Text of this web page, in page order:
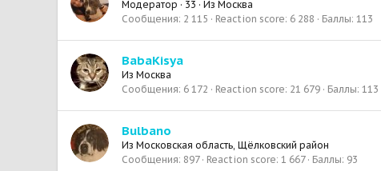
Модератор · 33 · Из Москва
Сообщения 2 115 Reaction score 6 288 Баллы 113
BabaKisya
Из Москва
Сообщения 6 172 Reaction score 21 679 Баллы 113
Bulbano
Из Московская область, Щёлковский район
Сообщения 897 Reaction score 1 667 Баллы 93